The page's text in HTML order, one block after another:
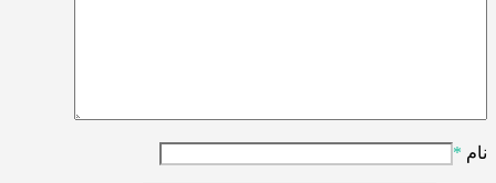
نام *